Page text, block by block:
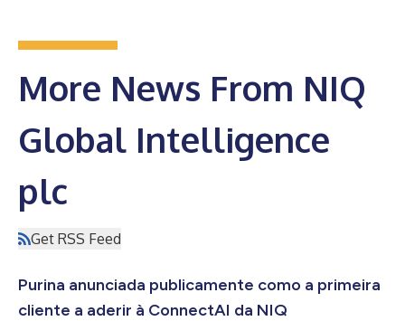
More News From NIQ
Global Intelligence
plc
Get RSS Feed
Purina anunciada publicamente como a primeira
cliente a aderir à ConnectAI da NIQ